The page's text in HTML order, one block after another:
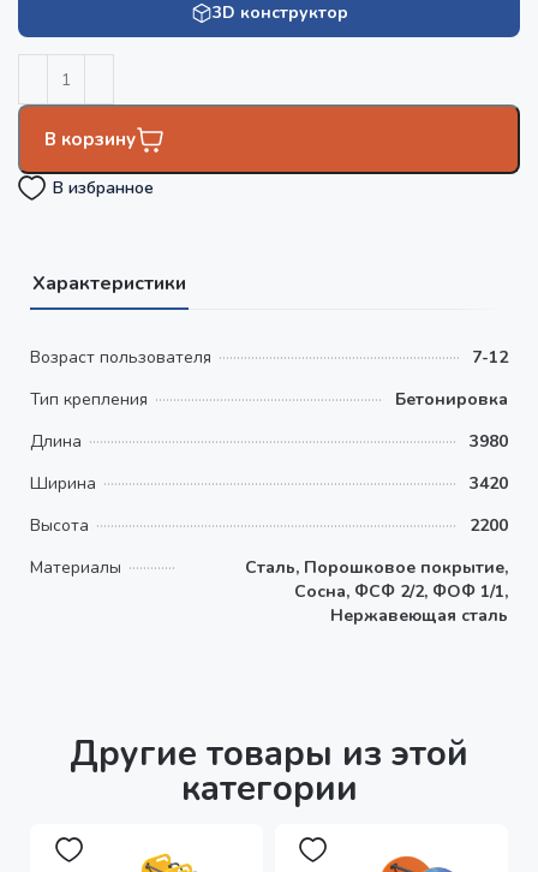
3D конструктор
В корзину
В избранное
Характеристики
Возраст пользователя
7-12
Тип крепления
Бетонировка
Длина
3980
Ширина
3420
Высота
2200
Материалы
Сталь, Порошковое покрытие,
Сосна, ФСФ 2/2, ФОФ 1/1,
Нержавеющая сталь
Другие товары из этой
категории